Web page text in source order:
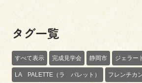
タグ一覧
すべて表示 完成見学会 静岡市 ジェラー
LA PALETTE（ラ パレット） フレンチカ